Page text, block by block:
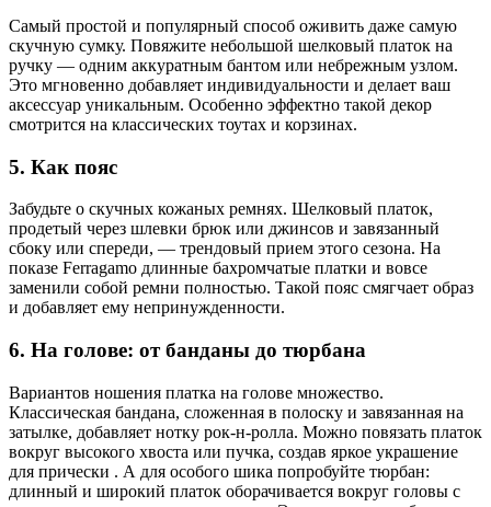
Самый простой и популярный способ оживить даже самую
скучную сумку. Повяжите небольшой шелковый платок на
ручку — одним аккуратным бантом или небрежным узлом.
Это мгновенно добавляет индивидуальности и делает ваш
аксессуар уникальным. Особенно эффектно такой декор
смотрится на классических тоутах и корзинах.
5. Как пояс
Забудьте о скучных кожаных ремнях. Шелковый платок,
продетый через шлевки брюк или джинсов и завязанный
сбоку или спереди, — трендовый прием этого сезона. На
показе Ferragamo длинные бахромчатые платки и вовсе
заменили собой ремни полностью. Такой пояс смягчает образ
и добавляет ему непринужденности.
6. На голове: от банданы до тюрбана
Вариантов ношения платка на голове множество.
Классическая бандана, сложенная в полоску и завязанная на
затылке, добавляет нотку рок-н-ролла. Можно повязать платок
вокруг высокого хвоста или пучка, создав яркое украшение
для прически . А для особого шика попробуйте тюрбан:
длинный и широкий платок оборачивается вокруг головы с